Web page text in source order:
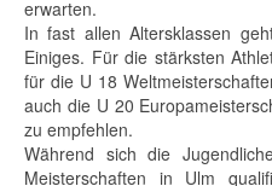
erwarten.
In fast allen Altersklassen
Einiges. Für die stärksten
für die U 18
auch die U 20
zu empfehlen.
Während sich die
Meisterschaften in Ulm